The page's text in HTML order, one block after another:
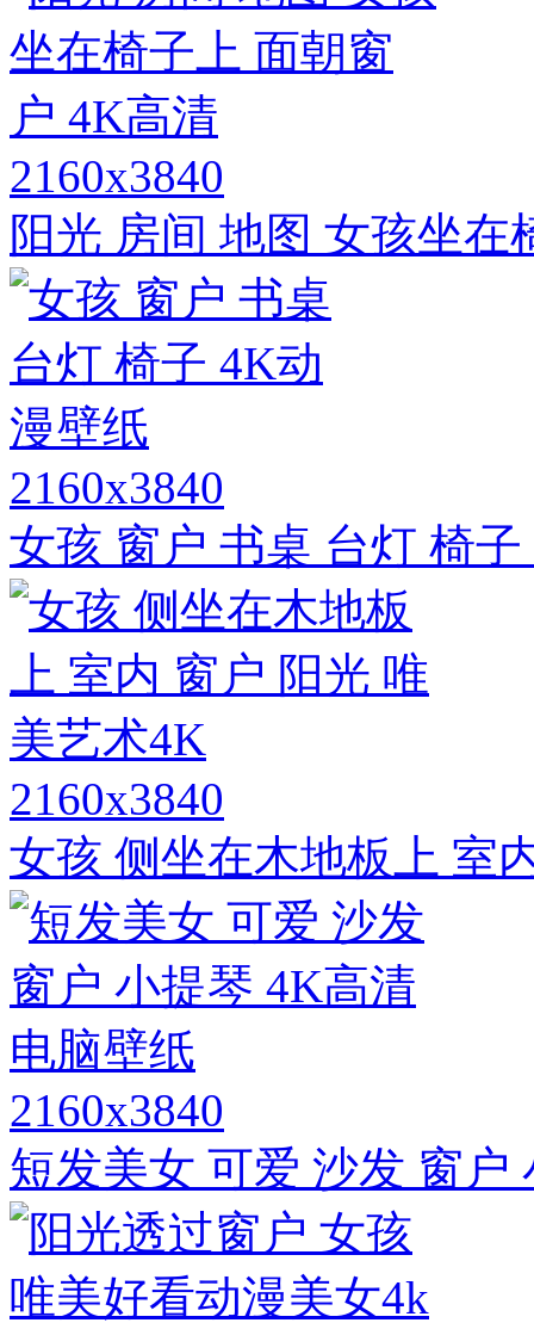
2160x3840
阳光 房间 地图 女孩坐
2160x3840
女孩 窗户 书桌 台灯 椅
2160x3840
女孩 侧坐在木地板上 室
2160x3840
短发美女 可爱 沙发 窗户